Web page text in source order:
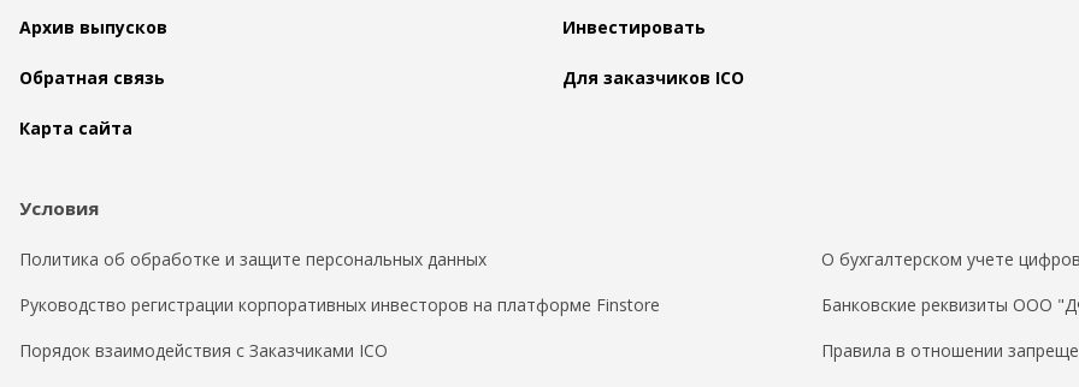
Архив выпусков Инвестировать
Обратная связь Для заказчиков ICO
Карта сайта
Условия
Политика об обработке и защите персональных данных
О бухгалтерском учете
Руководство регистрации корпоративных инвесторов на платформе Finstore
Банковские реквизиты ООО
Порядок взаимодействия с Заказчиками ICO
Правила в отношении